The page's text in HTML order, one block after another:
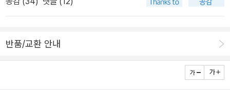
^; 저녁을 9시가 되어서 먹었더니, 너무 늦었어요. 보통은 7시 정도
에 먹는데, 오늘은 7시에서 8시 사이에 잠깐 바깥에 있었거든요. 집
나갈 수 있었는데, 역시 게으름이 문제야, 하면서 돌아오는 길에는 빨
했는데, 챙겨 먹고 뒷정리를 하고, 이를 닦는 그런 사소한 것들을 했는
반품/교환 안내